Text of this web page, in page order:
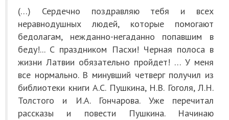
(…) Сердечно поздравляю тебя и всех
неравнодушных людей, которые помогают
бедолагам, нежданно-негаданно попавшим в
беду!... С праздником Пасхи! Черная полоса в
жизни Латвии обязательно пройдет! … У меня
все нормально. В минувший четверг получил из
библиотеки книги А.С. Пушкина, Н.В. Гоголя, Л.Н.
Толстого и И.А. Гончарова. Уже перечитал
рассказы и повести Пушкина. Начинаю